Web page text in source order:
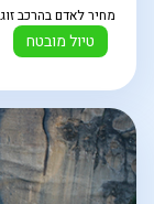
טיול מובטח
מחיר לאדם בהרכב